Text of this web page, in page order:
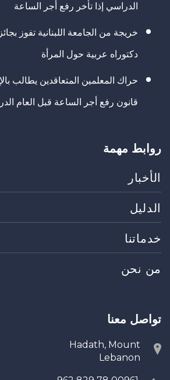
الدراسي إذا تأخر رفع أجر الساعة
خريجة من الجامعة اللبنانية تفوز
دكتوراه عربية حول المرأة
حراك المعلمين المتعاقدين يطالب
قانون رفع أجر الساعة قبل العام
روابط مهمة
الأخبار
الدليل
خدماتنا
من نحن
تواصل معنا
Hadath, Mount
Lebanon